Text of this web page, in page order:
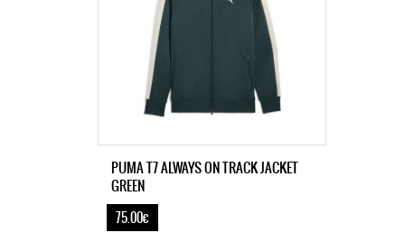
PUMA T7 ALWAYS ON TRACK JACKET
GREEN
75.00€